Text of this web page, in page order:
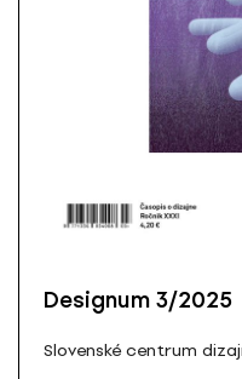
Designum 3/2025
Slovenské centrum